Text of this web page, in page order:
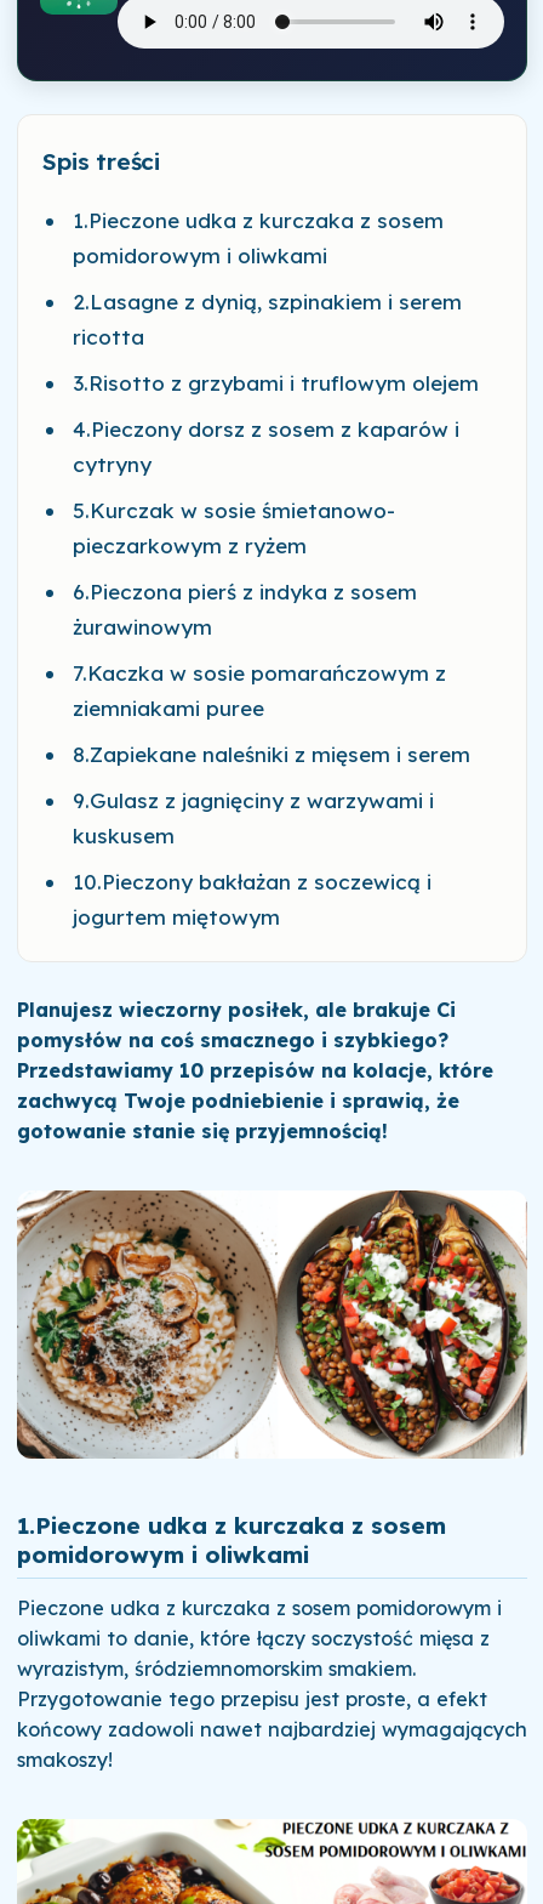
Spis treści
1.Pieczone udka z kurczaka z sosem
pomidorowym i oliwkami
2.Lasagne z dynią, szpinakiem i serem
ricotta
3.Risotto z grzybami i truflowym olejem
4.Pieczony dorsz z sosem z kaparów i
cytryny
5.Kurczak w sosie śmietanowo-
pieczarkowym z ryżem
6.Pieczona pierś z indyka z sosem
żurawinowym
7.Kaczka w sosie pomarańczowym z
ziemniakami puree
8.Zapiekane naleśniki z mięsem i serem
9.Gulasz z jagnięciny z warzywami i
kuskusem
10.Pieczony bakłażan z soczewicą i
jogurtem miętowym
Planujesz wieczorny posiłek, ale brakuje Ci
pomysłów na coś smacznego i szybkiego?
Przedstawiamy 10 przepisów na kolacje, które
zachwycą Twoje podniebienie i sprawią, że
gotowanie stanie się przyjemnością!
1.Pieczone udka z kurczaka z sosem
pomidorowym i oliwkami
Pieczone udka z kurczaka z sosem pomidorowym i
oliwkami to danie, które łączy soczystość mięsa z
wyrazistym, śródziemnomorskim smakiem.
Przygotowanie tego przepisu jest proste, a efekt
końcowy zadowoli nawet najbardziej wymagających
smakoszy!